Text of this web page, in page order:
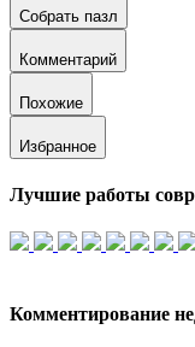
Собрать пазл
Комментарий
Похожие
Избранное
Лучшие работы
Комментирование